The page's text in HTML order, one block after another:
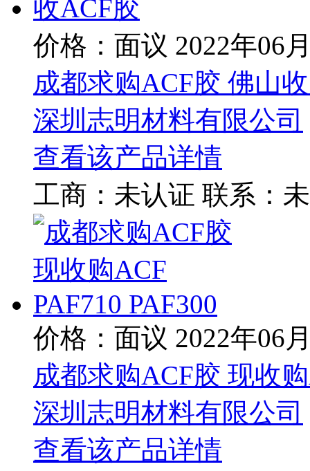
价格：面议 2022年06
成都求购ACF胶 佛山
深圳志明材料有限公司
查看该产品详情
工商： 未认证 联系：
价格：面议 2022年06
成都求购ACF胶 现收
深圳志明材料有限公司
查看该产品详情